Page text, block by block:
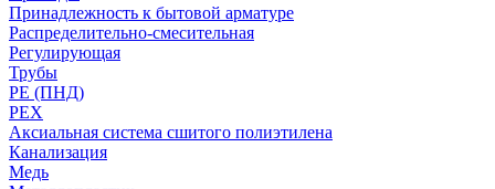
Принадлежность к бытовой арматуре
Распределительно-смесительная
Регулирующая
Трубы
PE (ПНД)
PEX
Аксиальная система сшитого полиэтилена
Канализация
Медь